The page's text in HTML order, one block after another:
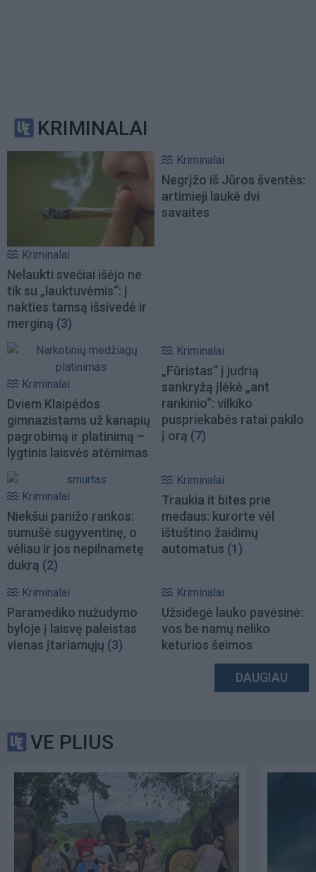
KRIMINALAI
Kriminalai
Nelaukti svečiai išėjo ne
tik su „lauktuvėmis“: į
nakties tamsą išsivedė ir
merginą (3)
Kriminalai
Negrįžo iš Jūros šventės:
artimieji laukė dvi
savaites
Kriminalai
Dviem Klaipėdos
gimnazistams už kanapių
pagrobimą ir platinimą –
lygtinis laisvės atėmimas
Kriminalai
„Fūristas“ į judrią
sankryžą įlėkė „ant
rankinio“: vilkiko
puspriekabės ratai pakilo
į orą (7)
Kriminalai
Niekšui panižo rankos:
sumušė sugyventinę, o
vėliau ir jos nepilnametę
dukrą (2)
Kriminalai
Traukia it bites prie
medaus: kurorte vėl
ištuštino žaidimų
automatus (1)
Kriminalai
Paramediko nužudymo
byloje į laisvę paleistas
vienas įtariamųjų (3)
Kriminalai
Užsidegė lauko pavėsinė:
vos be namų neliko
keturios šeimos
DAUGIAU
VE PLIUS